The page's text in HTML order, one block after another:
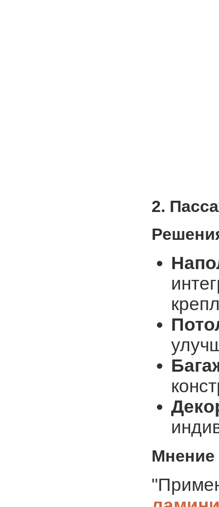
2.
Мнение